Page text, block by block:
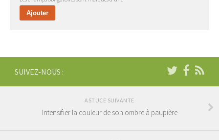
SUIVEZ-NOUS :
ASTUCE SUIVANTE
Intensifier la couleur de son ombre à paupière